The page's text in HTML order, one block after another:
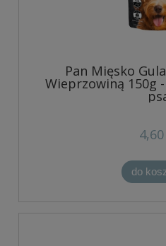
Pan Mięsko
Wieprzowiną 150g
4,60
do